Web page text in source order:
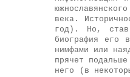
века.
год). Но, став
биография его
нимфами или
прячет
него (в